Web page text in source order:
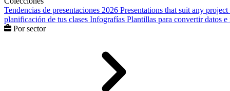
Tendencias de presentaciones 2026 Presentations that suit any project
planificación de tus clases Infografías Plantillas para convertir datos
Por sector